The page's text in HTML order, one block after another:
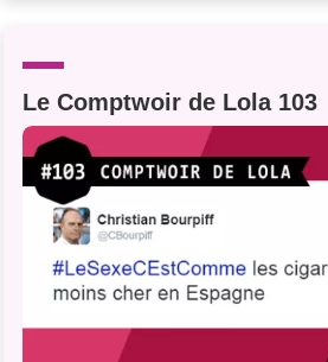
Le Comptwoir de Lola 103
C'EST PARTI